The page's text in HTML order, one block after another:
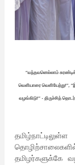
“வந்தவனெல்லாம்
வெளியாரை வெளியேற்று!”,
வழங்கிடு!” - திருச்சித்
தமிழர்களுக்கே